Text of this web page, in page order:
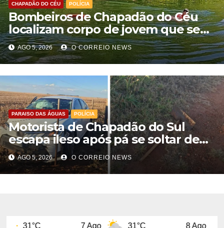
CHAPADÃO DO CÉU POLÍCIA
Bombeiros de Chapadão do Céu
localizam corpo de jovem que se
afogou durante pescaria no Rio
Formoso
AGO 5, 2026 O CORREIO NEWS
PARAISO DAS ÁGUAS POLÍCIA
Motorista de Chapadão do Sul
escapa ileso após pá se soltar de
caminhão e atingir carro na BR-060
AGO 5, 2026 O CORREIO NEWS
7 Ago 31°C 8 Ago 31°C